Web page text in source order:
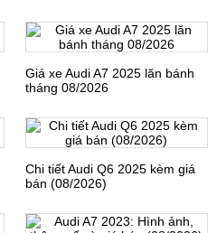
Giá xe Audi A7 2025 lăn bánh
tháng 08/2026
Chi tiết Audi Q6 2025 kèm giá
bán (08/2026)